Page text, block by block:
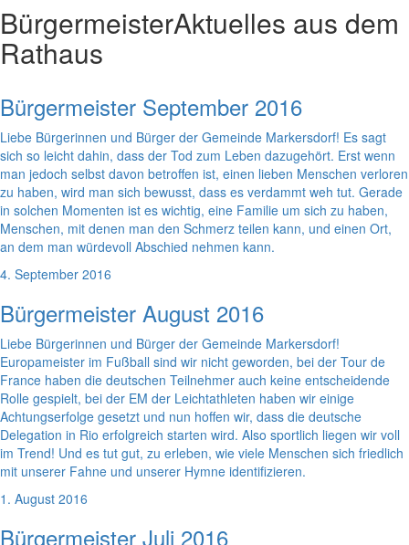
BürgermeisterAktuelles aus dem
Rathaus
Bürgermeister September 2016
Liebe Bürgerinnen und Bürger der Gemeinde Markersdorf! Es sagt
sich so leicht dahin, dass der Tod zum Leben dazugehört. Erst wenn
man jedoch selbst davon betroffen ist, einen lieben Menschen verloren
zu haben, wird man sich bewusst, dass es verdammt weh tut. Gerade
in solchen Momenten ist es wichtig, eine Familie um sich zu haben,
Menschen, mit denen man den Schmerz teilen kann, und einen Ort,
an dem man würdevoll Abschied nehmen kann.
4. September 2016
Bürgermeister August 2016
Liebe Bürgerinnen und Bürger der Gemeinde Markersdorf!
Europameister im Fußball sind wir nicht geworden, bei der Tour de
France haben die deutschen Teilnehmer auch keine entscheidende
Rolle gespielt, bei der EM der Leichtathleten haben wir einige
Achtungserfolge gesetzt und nun hoffen wir, dass die deutsche
Delegation in Rio erfolgreich starten wird. Also sportlich liegen wir voll
im Trend! Und es tut gut, zu erleben, wie viele Menschen sich friedlich
mit unserer Fahne und unserer Hymne identifizieren.
1. August 2016
Bürgermeister Juli 2016